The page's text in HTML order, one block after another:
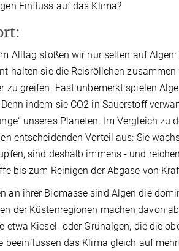
Einfluss auf das Klima?
Alltag stoßen wir nur selten auf
halten sie die Reisröllchen
zu greifen. Fast unbemerkt spielen
Denn indem sie CO2 in Sauerstoff
unseres Planeten. Im Vergleich
entscheidenden Vorteil aus: Sie
sind deshalb immens - und
bis zum Reinigen der Abgase von
an ihrer Biomasse sind Algen die
der Küstenregionen machen davon
etwa Kiesel- oder Grünalgen, die die
beeinflussen das Klima gleich auf